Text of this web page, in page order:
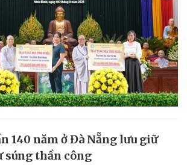
140 năm ở Đà Nẵng lưu giữ
súng thần công